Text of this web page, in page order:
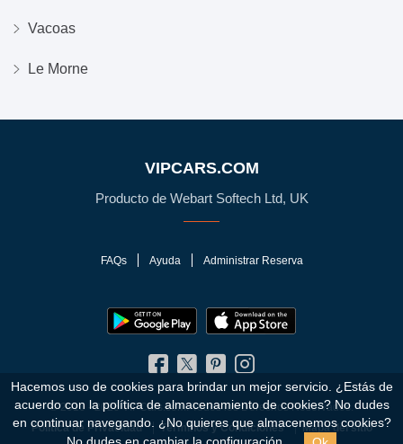
Vacoas
Le Morne
VIPCARS.COM
Producto de Webart Softech Ltd, UK
FAQs Ayuda Administrar Reserva
Política de Privacidad Términos y Condiciones Mapa del sitio
© 2010 - 2026 VIPCars.com. Todos los Derechos Reservados.
Hacemos uso de cookies para brindar un mejor servicio. ¿Estás de
acuerdo con la política de almacenamiento de cookies? No dudes
en continuar navegando. ¿No quieres que almacenemos cookies?